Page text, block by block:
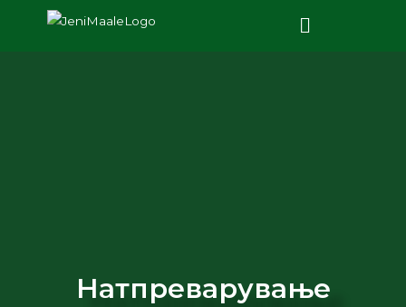
Натпреварување